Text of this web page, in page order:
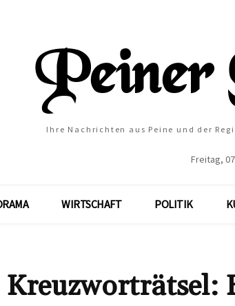
Ihre Nachrichten aus Peine und der
Freitag,
WIRTSCHAFT POLITIK